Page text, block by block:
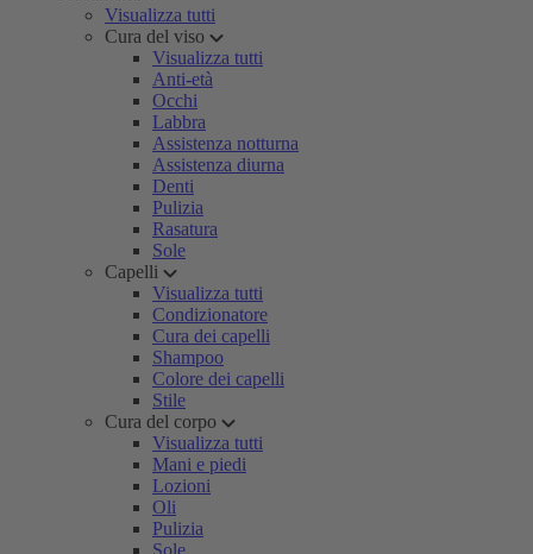
Visualizza tutti
Cura del viso
Visualizza tutti
Anti-età
Occhi
Labbra
Assistenza notturna
Assistenza diurna
Denti
Pulizia
Rasatura
Sole
Capelli
Visualizza tutti
Condizionatore
Cura dei capelli
Shampoo
Colore dei capelli
Stile
Cura del corpo
Visualizza tutti
Mani e piedi
Lozioni
Oli
Pulizia
Sole